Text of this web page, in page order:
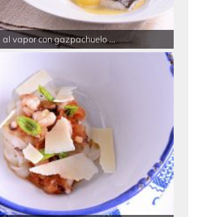
al vapor con gazpachuelo ...